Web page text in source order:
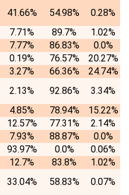
41.66% 54.98%
0.28%
7.71% 89.7%
1.02%
7.77% 86.83%
0.0%
0.19% 76.57%
20.27%
3.27% 66.36%
24.74%
2.13% 92.86%
3.34%
4.85% 78.94%
15.22%
12.57% 77.31%
2.14%
7.93% 88.87%
0.0%
93.97% 0.0%
0.06%
12.7% 83.8%
1.02%
33.04% 58.83%
0.07%